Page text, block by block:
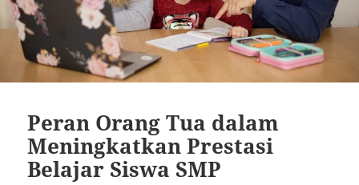
Peran Orang Tua dalam
Meningkatkan Prestasi
Belajar Siswa SMP